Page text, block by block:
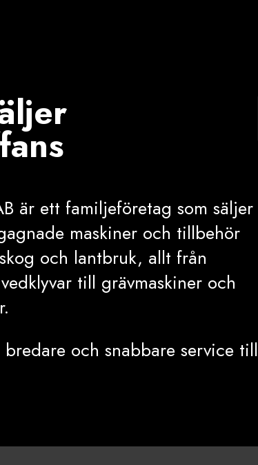
är ett familjeföretag som säljer
maskiner och tillbehör
och lantbruk, allt från
till grävmaskiner och
och snabbare service till